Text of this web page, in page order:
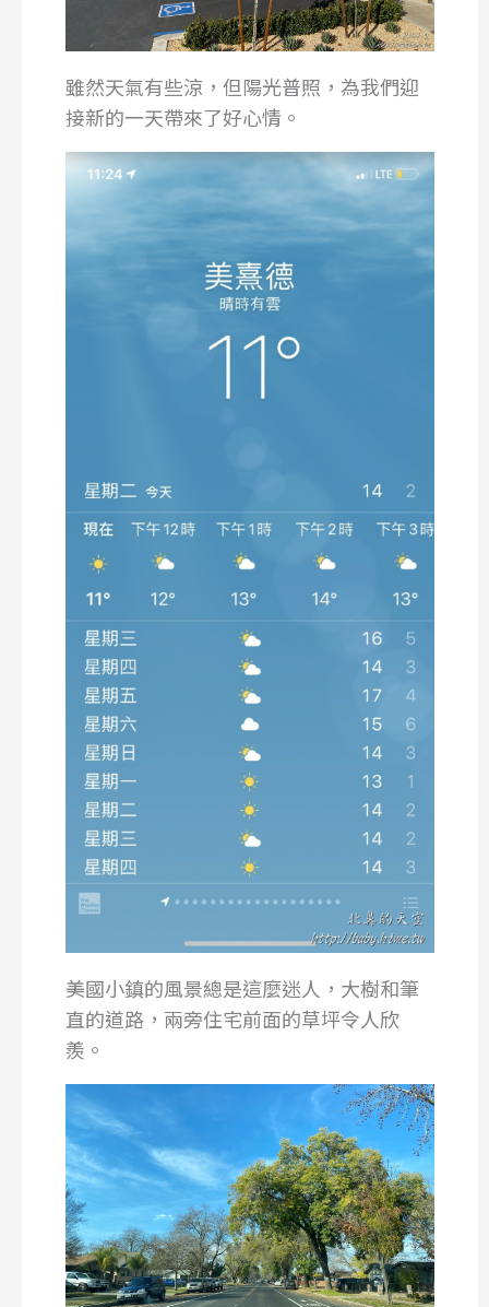
雖然天氣有些涼，但陽光普照，為我們迎
接新的一天帶來了好心情。
美國小鎮的風景總是這麼迷人，大樹和筆
直的道路，兩旁住宅前面的草坪令人欣
羨。